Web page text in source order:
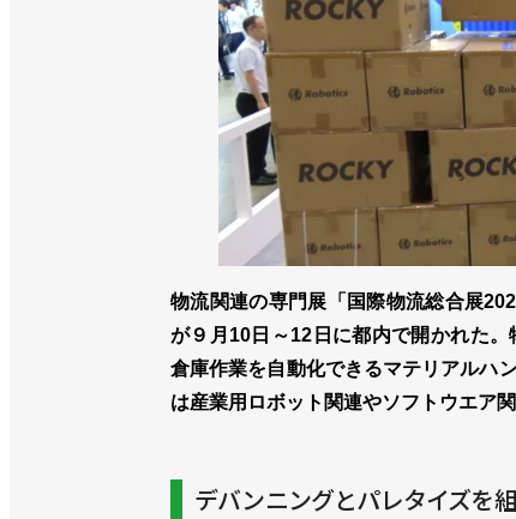
物流関連の専門展「国際物流総合展
が９月10日～12日に都内で開かれた
倉庫作業を自動化できるマテリアルハ
は産業用ロボット関連やソフトウエア
デバンニングとパレタイズを